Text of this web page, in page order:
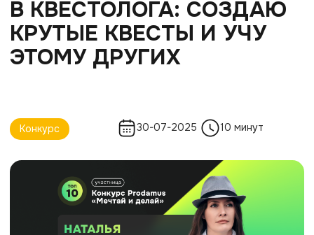
Конкурс 30-07-2025 10 минут
Ограничены во времени?
Получите саммари статьи в нейросетях: